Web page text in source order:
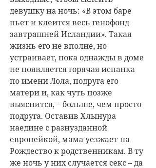
девушку на ночь: «В этом баре
пьет и клеится весь генофонд
завтрашней Исландии». Такая
жизнь его не вполне, но
устраивает, пока однажды в доме
не появляется горячая испанка
по имени Лола, подруга его
матери и, как чуть позже
выяснится, – больше, чем просто
подруга. Оставив Хлынура
наедине с разнузданной
европейкой, мама уезжает на
Рождество к родственникам. В ту
же ночь у них случается секс – да